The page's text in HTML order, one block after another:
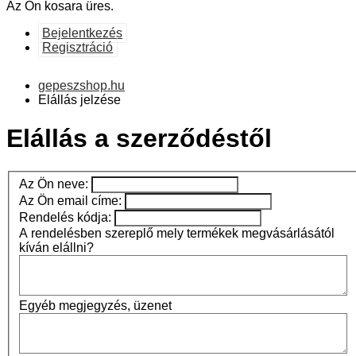
Az Ön kosara üres.
Bejelentkezés
Regisztráció
gepeszshop.hu
Elállás jelzése
Elállás a szerződéstől
Az Ön neve:
Az Ön email címe:
Rendelés kódja:
A rendelésben szereplő mely termékek megvásárlásától
kíván elállni?
Egyéb megjegyzés, üzenet